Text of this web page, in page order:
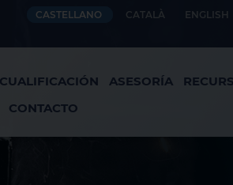
CASTELLANO CATALÀ ENGLISH
CUALIFICACIÓN ASESORÍA
CONTACTO